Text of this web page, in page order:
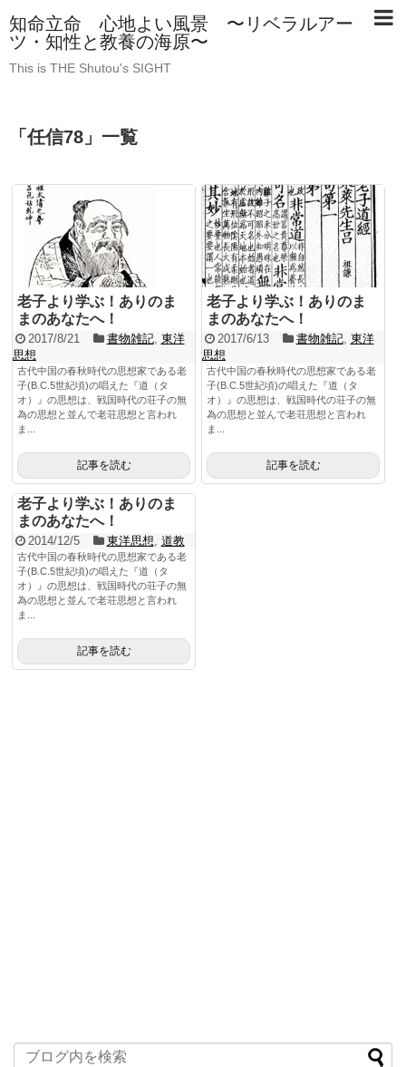
知命立命 心地よい風景 〜リベラルアー
ツ・知性と教養の海原〜
This is THE Shutou's SIGHT
「任信78 」 一覧
老子より学ぶ！ありのま
まのあなたへ！
2017/8/21 書物雑記, 東洋
思想
古代中国の春秋時代の思想家である老
子(B.C.5世紀頃)の唱えた『道（タ
オ）』の思想は、戦国時代の荘子の無
為の思想と並んで老荘思想と言われ
ま...
記事を読む
老子より学ぶ！ありのま
まのあなたへ！
2017/6/13 書物雑記, 東洋
思想
古代中国の春秋時代の思想家である老
子(B.C.5世紀頃)の唱えた『道（タ
オ）』の思想は、戦国時代の荘子の無
為の思想と並んで老荘思想と言われ
ま...
記事を読む
老子より学ぶ！ありのま
まのあなたへ！
2014/12/5 東洋思想 道教
古代中国の春秋時代の思想家である老
子(B.C.5世紀頃)の唱えた『道（タ
オ）』の思想は、戦国時代の荘子の無
為の思想と並んで老荘思想と言われ
ま...
記事を読む